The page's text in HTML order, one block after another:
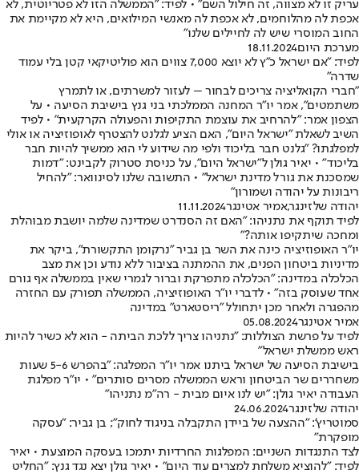
עריק זו לא מצווה, זה חילול השם" • לפיד: "הממשלה הזו לא פטריוטית, לא
אכפת לה מהלוחמים, לא אכפת לה מאנשי המילואים, היא לא מקיימת את
החוב המוסרי שיש לה לחיילים שלנו"
מערכת היום18.11.2024
לפיד: "אם ישראל כ"ץ לא יוצא 7,000 צווים הוא פוליטיקאי קטן בלי עמוד
שדרה"
"חברי הקואליציה צריכים לבחור – לעזור למשרתים, או לתמרץ
משתמטים", אמר יו"ר המחנה הממלכתי בני גנץ בישיבת הסיעה • על
הצפון אמר: "להרחיב את עוצמת התקיפות והפעולה הקרקעית" • לפיד
השיב לשאלת "ישראל היום", האם הציע לגלנט להצטרף לאופוזיציה או אולי
למפלגתו? "גלנט חבר בליכוד ולפי מה שידוע לי הוא ממשיך להיות חבר
בליכוד" • יאיר גולן ל"ישראל היום", על כניסת סטרוק לקבינט: "דמות
שמסכנת את גורל מדינת ישראל" • התשובה שלנו לסינוואר: "להחיל
ריבונות על יהודה ושמורון"
יהודה שלזינגר,אמיר אטינגר11.11.2024
לפיד תוקף את נתניהו: "האם זה הסנדרט שמדינה שלמה יושבת מבוהלת
ומחכה שיתקיפו אותה?"
יו"ר האופוזיציה כינה את השר בן גביר "נרקומן התקשורת", ביקר את
מדיניות ביטחון הפנים, את ההמתנה בציבור ללא נודע וכן את מצב
הכלכלה במדינה: "הכלכלה מתפרקת וברור לגמרי שאין בממשלה אף גורם
אחד שעוסק בזה" • לדברי יו"ר האופוזיציה, הממשלה תפורק עם החזרה
מהפגרה ולאחר מכן יתחולל "ריסטארט" במדינה
אמיר אטינגר05.08.2024
לפיד על פרשת הצוללות: "נתניהו צריך ללכת הביתה - הוא לא כשיר להיות
ראש ממשלת ישראל"
בישיבת הסיעה של ישראל ביתנו אמר יו"ר המפלגה: "בהפרש 5-6 שעות
משחררים שר הביטחון וראש הממשלה מסרים סותרים" • יו"ר מפלגת
העבודה יאיר גולן: "יש לנו איום מבית - רה"מ נתניהו"
יהודה שלזינגר24.06.2024
סמוטריץ': "ההצעה של ביידן התקבלה בניגוד לחוק"; בן גביר: "עסקה
מופקרת"
לצד התנגדות השניים: המפלגות החרדיות יתמכו בעסקה המוצעת • יאיר
לפיד: "להוציא משלחת למצרים עוד היום" • יאיר גולן יצא נגד גנץ: "החליט